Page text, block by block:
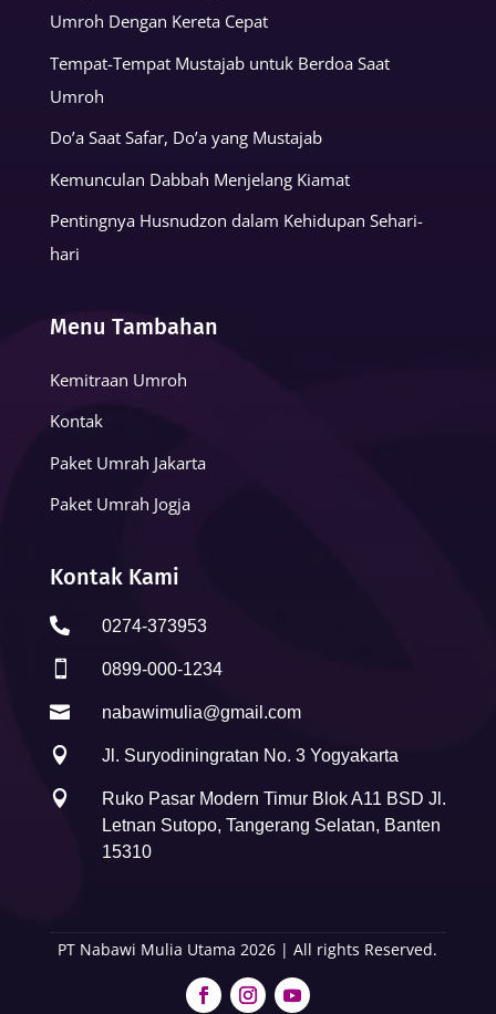
Umroh Dengan Kereta Cepat
Tempat-Tempat Mustajab untuk Berdoa Saat
Umroh
Do’a Saat Safar, Do’a yang Mustajab
Kemunculan Dabbah Menjelang Kiamat
Pentingnya Husnudzon dalam Kehidupan Sehari-
hari
Menu Tambahan
Kemitraan Umroh
Kontak
Paket Umrah Jakarta
Paket Umrah Jogja
Kontak Kami
 0274-373953
 0899-000-1234
 nabawimulia@gmail.com
 Jl. Suryodiningratan No. 3 Yogyakarta

Ruko Pasar Modern Timur Blok A11 BSD Jl.
Letnan Sutopo, Tangerang Selatan, Banten
15310
PT Nabawi Mulia Utama 2026 | All rights Reserved.